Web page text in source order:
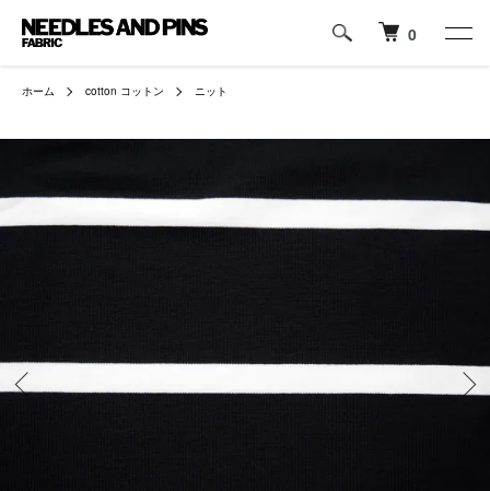
0
ホーム cotton コットン ニット